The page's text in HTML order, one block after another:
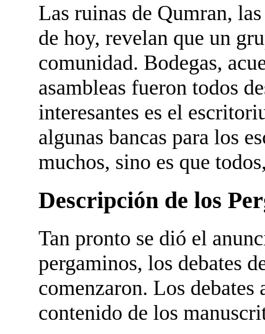
Las ruinas de Qumran,
de hoy, revelan que un
comunidad. Bodegas,
asambleas fueron todos
interesantes es el
algunas bancas para los
muchos, sino es que
Descripción de los
Tan pronto se dió el
pergaminos, los debates
comenzaron. Los
contenido de los